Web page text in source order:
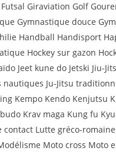
Giraviation Golf
Gymnastique douce
Handball Handisport
Hockey sur gazon
Jeet kune do Jetski Jiu-
nautiques Ju-Jitsu
Kempo Kendo Kenjutsu
Krav maga Kung fu
contact Lutte gréco-
Moto cross Moto